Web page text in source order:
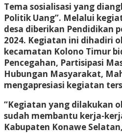
Tema sosialisasi yang
Politik Uang”. Melalui
desa diberikan Pendidikan
2024. Kegiatan ini dihadiri
kecamatan Kolono Timur
Pencegahan, Partisipasi
Hubungan Masyarakat,
mengapresiasi kegiatan
“Kegiatan yang dilakukan
sudah membantu kerja-
Kabupaten Konawe